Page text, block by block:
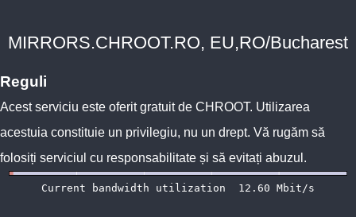
MIRRORS.CHROOT.RO, EU,RO/Bucharest
Reguli
Acest serviciu este oferit gratuit de CHROOT. Utilizarea
acestuia constituie un privilegiu, nu un drept. Vă rugăm să
folosiți serviciul cu responsabilitate și să evitați abuzul.